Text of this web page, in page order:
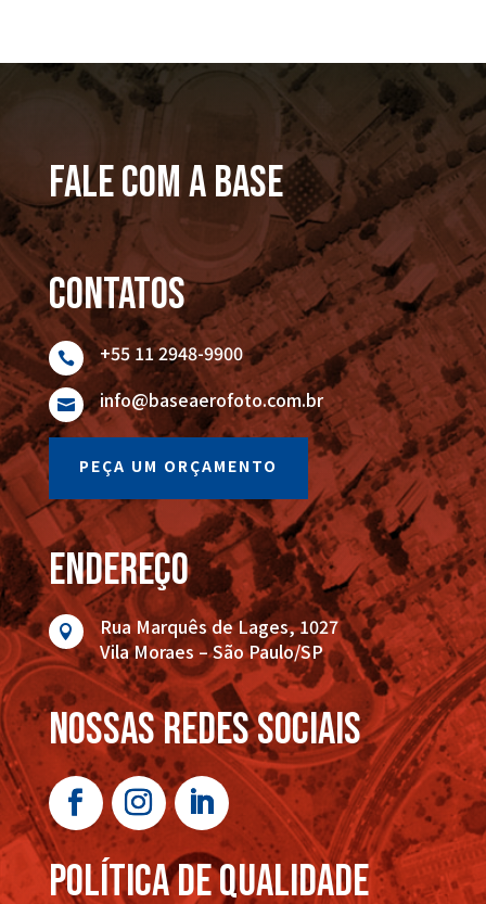
FALE COM A BASE
Contatos
 +55 11 2948-9900
 info@baseaerofoto.com.br
PEÇA UM ORÇAMENTO
endereço

Rua Marquês de Lages, 1027
Vila Moraes – São Paulo/SP
nossas redes sociais
POLÍTICA DE QUALIDADE